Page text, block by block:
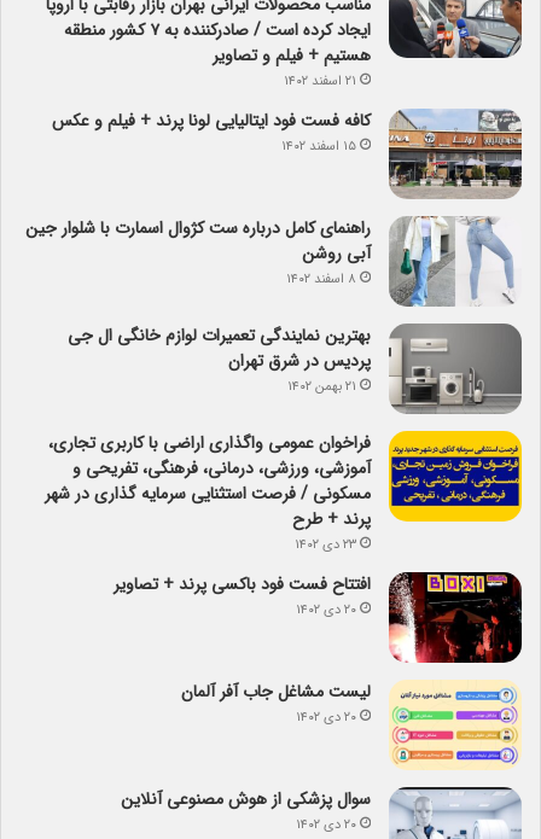
ایجاد کرده است / صادرکننده به ۷ کشور منطقه
هستیم + فیلم و تصاویر
۲۱ اسفند ۱۴۰۲
کافه فست فود ایتالیایی لونا پرند + فیلم و عکس
۱۵ اسفند ۱۴۰۲
راهنمای کامل درباره ست کژوال اسمارت با شلوار جین
آبی روشن
۸ اسفند ۱۴۰۲
بهترین نمایندگی تعمیرات لوازم خانگی ال جی
پردیس در شرق تهران
۲۱ بهمن ۱۴۰۲
فراخوان عمومی واگذاری اراضی با کاربری تجاری،
آموزشی، ورزشی، درمانی، فرهنگی، تفریحی و
مسکونی / فرصت استثنایی سرمایه گذاری در شهر
پرند + طرح
۲۳ دی ۱۴۰۲
افتتاح فست فود باکسی پرند + تصاویر
۲۰ دی ۱۴۰۲
لیست مشاغل جاب آفر آلمان
۲۰ دی ۱۴۰۲
سوال پزشکی از هوش مصنوعی آنلاین
۲۰ دی ۱۴۰۲